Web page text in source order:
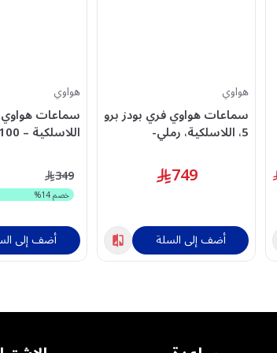
هواوي
سماعات هواوي فري بودز برو
5، اللاسلكية، رملي-
ACHUA55038661
749
أضف إلى السلة
هواوي
349
خصم14
%
أضف إلى